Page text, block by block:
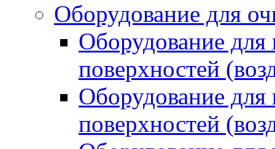
Оборудование для
Оборудование
поверхностей
Оборудование
поверхностей